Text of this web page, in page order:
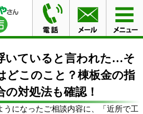
根の板金が浮いていると言われた…そ
こと？棟板金の指摘を受けた場合の対
いていると言われた…そ
どこのこと？棟板金の指
対処法も確認！
になったご相談内容に、「近所で工